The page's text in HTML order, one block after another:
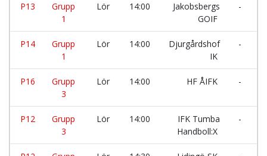
P13
Grupp
1
Lör 14:00
Jakobsbergs
GOIF
-
P14
Grupp
1
Lör 14:00
Djurgårdshof
IK
-
P16
Grupp
3
Lör 14:00 HF ÅIFK -
P12
Grupp
3
Lör 14:00
IFK Tumba
Handboll:X
-